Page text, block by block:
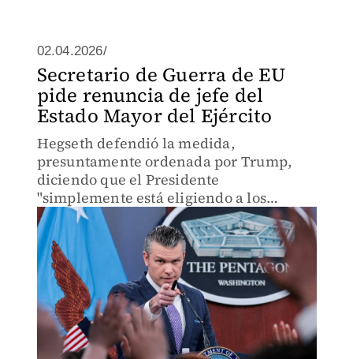
02.04.2026/
Secretario de Guerra de EU
pide renuncia de jefe del
Estado Mayor del Ejército
Hegseth defendió la medida,
presuntamente ordenada por Trump,
diciendo que el Presidente
"simplemente está eligiendo a los
líderes que desea".